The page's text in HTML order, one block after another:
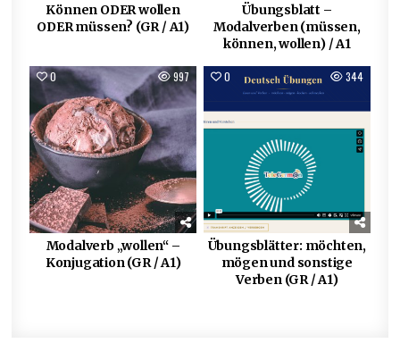
Können ODER wollen
ODER müssen? (GR / A1)
Übungsblatt –
Modalverben (müssen,
können, wollen) / A1
0 997
Modalverb „wollen“ –
Konjugation (GR / A1)
0 344
Übungsblätter: möchten,
mögen und sonstige
Verben (GR / A1)